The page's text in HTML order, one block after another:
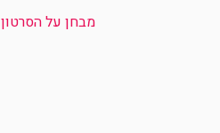
מבחן על הסרטון